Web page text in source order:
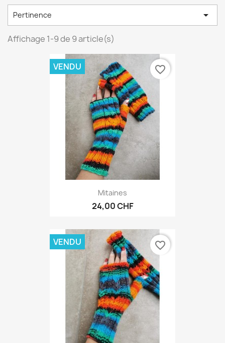
Pertinence 
Affichage 1-9 de 9 article(s)
Mitaines
24,00 CHF
VENDU favorite_border
VENDU favorite_border